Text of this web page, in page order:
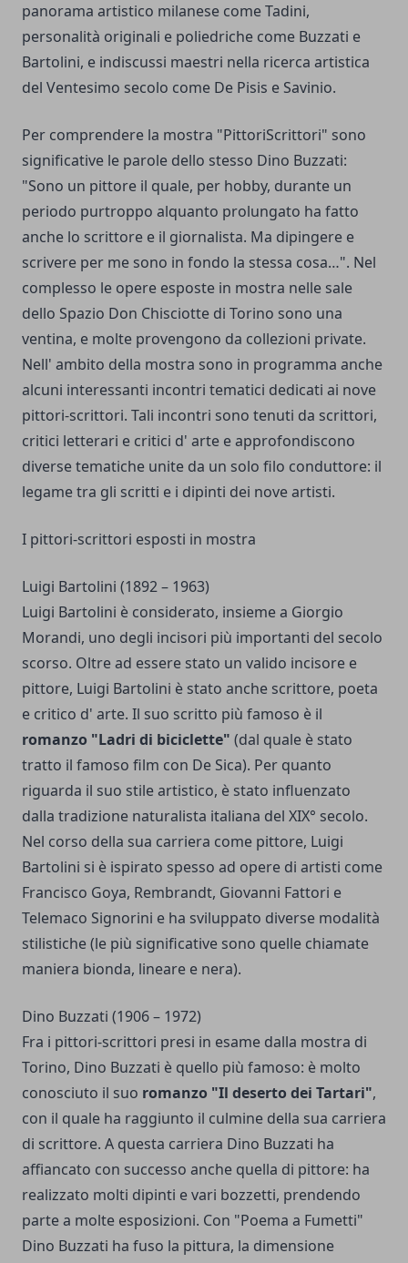
panorama artistico milanese come Tadini,
personalità originali e poliedriche come Buzzati e
Bartolini, e indiscussi maestri nella ricerca artistica
del Ventesimo secolo come De Pisis e Savinio.
Per comprendere la mostra "PittoriScrittori" sono
significative le parole dello stesso Dino Buzzati:
"Sono un pittore il quale, per hobby, durante un
periodo purtroppo alquanto prolungato ha fatto
anche lo scrittore e il giornalista. Ma dipingere e
scrivere per me sono in fondo la stessa cosa…". Nel
complesso le opere esposte in mostra nelle sale
dello Spazio Don Chisciotte di Torino sono una
ventina, e molte provengono da collezioni private.
Nell' ambito della mostra sono in programma anche
alcuni interessanti incontri tematici dedicati ai nove
pittori-scrittori. Tali incontri sono tenuti da scrittori,
critici letterari e critici d' arte e approfondiscono
diverse tematiche unite da un solo filo conduttore: il
legame tra gli scritti e i dipinti dei nove artisti.
I pittori-scrittori esposti in mostra
Luigi Bartolini (1892 – 1963)
Luigi Bartolini è considerato, insieme a Giorgio
Morandi, uno degli incisori più importanti del secolo
scorso. Oltre ad essere stato un valido incisore e
pittore, Luigi Bartolini è stato anche scrittore, poeta
e critico d' arte. Il suo scritto più famoso è il
romanzo "Ladri di biciclette" (dal quale è stato
tratto il famoso film con De Sica). Per quanto
riguarda il suo stile artistico, è stato influenzato
dalla tradizione naturalista italiana del XIX° secolo.
Nel corso della sua carriera come pittore, Luigi
Bartolini si è ispirato spesso ad opere di artisti come
Francisco Goya, Rembrandt, Giovanni Fattori e
Telemaco Signorini e ha sviluppato diverse modalità
stilistiche (le più significative sono quelle chiamate
maniera bionda, lineare e nera).
Dino Buzzati (1906 – 1972)
Fra i pittori-scrittori presi in esame dalla mostra di
Torino, Dino Buzzati è quello più famoso: è molto
conosciuto il suo romanzo "Il deserto dei Tartari",
con il quale ha raggiunto il culmine della sua carriera
di scrittore. A questa carriera Dino Buzzati ha
affiancato con successo anche quella di pittore: ha
realizzato molti dipinti e vari bozzetti, prendendo
parte a molte esposizioni. Con "Poema a Fumetti"
Dino Buzzati ha fuso la pittura, la dimensione